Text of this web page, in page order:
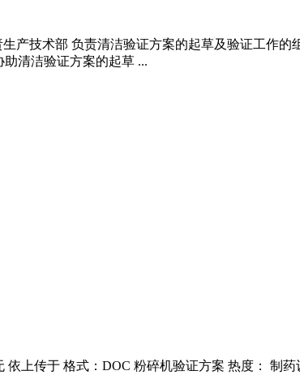
产技术部 负责清洁验证方案的起草及验证工作的
清洁验证方案的起草 ...
上传于 格式：DOC 粉碎机验证方案 热度： 制